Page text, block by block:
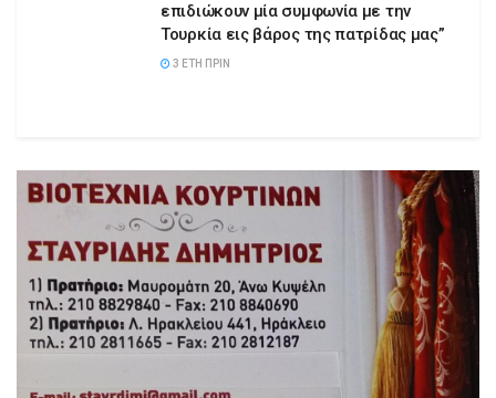
επιδιώκουν μία συμφωνία με την
Τουρκία εις βάρος της πατρίδας μας”
3 ΈΤΗ ΠΡΙΝ